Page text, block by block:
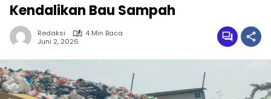
Kendalikan Bau Sampah
Redaksi
4 Min Baca
Juni 2, 2026